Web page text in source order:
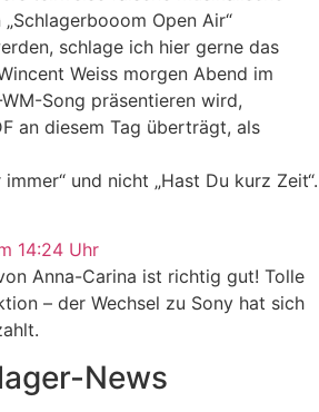
Open Air“
schlage ich hier gerne das
Weiss morgen Abend im
Song präsentieren wird,
an diesem Tag überträgt, als
und nicht „Hast Du kurz Zeit“.
14:24 Uhr
Anna-Carina ist richtig gut! Tolle
– der Wechsel zu Sony hat sich
News